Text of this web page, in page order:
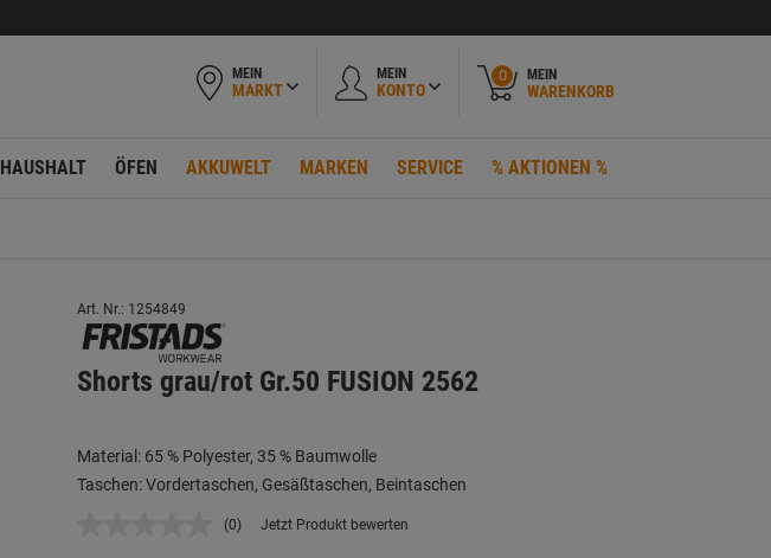
MEIN
MARKT
MEIN
KONTO
0 MEIN
WARENKORB
HAUSHALT ÖFEN AKKUWELT MARKEN SERVICE % AKTIONEN %
Art. Nr.: 1254849
Shorts grau/rot Gr.50 FUSION 2562
Material: 65 % Polyester, 35 % Baumwolle
Taschen: Vordertaschen, Gesäßtaschen, Beintaschen
Kein
(0) Jetzt Produkt bewerten